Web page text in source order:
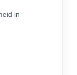
in